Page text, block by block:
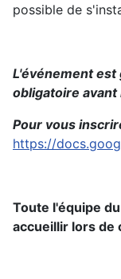
possible de
L'événement est
obligatoire avant
Pour vous
https://
Toute l'équipe
accueillir lors de